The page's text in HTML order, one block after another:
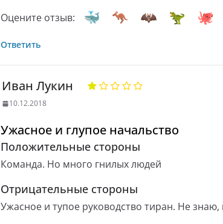
Оцените отзыв:
Ответить
Иван Лукин
10.12.2018
Ужасное и глупое начальство
Положительные стороны
Команда. Но много гнилых людей
Отрицательные стороны
Ужасное и тупое руководство тиран. Не знаю,